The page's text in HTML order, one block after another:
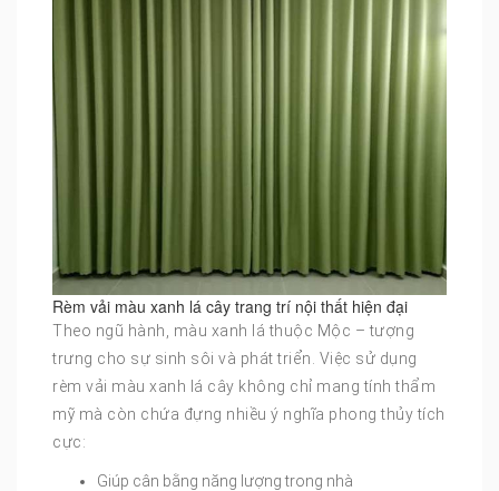
Rèm vải màu xanh lá cây trang trí nội thất hiện đại
Theo ngũ hành, màu xanh lá thuộc Mộc – tượng
trưng cho sự sinh sôi và phát triển. Việc sử dụng
rèm vải màu xanh lá cây không chỉ mang tính thẩm
mỹ mà còn chứa đựng nhiều ý nghĩa phong thủy tích
cực:
Giúp cân bằng năng lượng trong nhà